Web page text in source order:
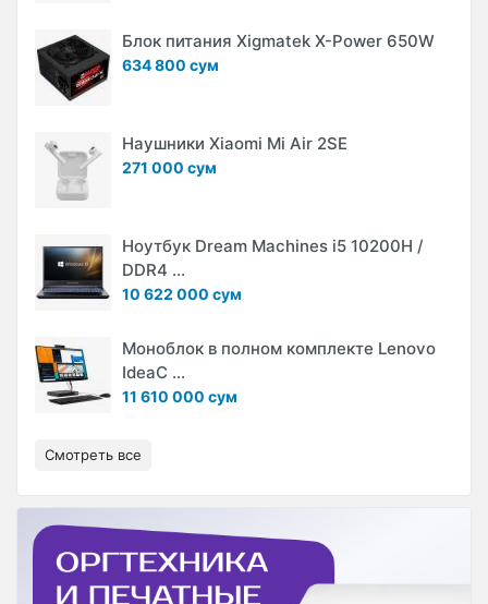
Блок питания Xigmatek X-Power 650W
634 800 сум
Наушники Xiaomi Mi Air 2SE
271 000 сум
Ноутбук Dream Machines i5 10200H /
DDR4 ...
10 622 000 сум
Моноблок в полном комплекте Lenovo
IdeaC ...
11 610 000 сум
Смотреть все